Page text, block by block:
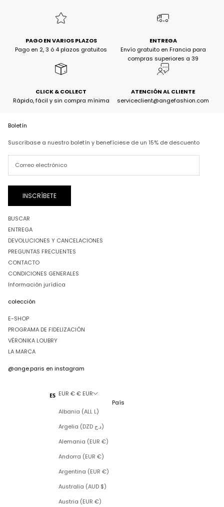
PAGO EN VARIOS PLAZOS
Pago en 2, 3 ó 4 plazos gratuitos
ENTREGA
Envío gratuito en Francia para
compras superiores a 39
CLICK & COLLECT
Rápido, fácil y sin compra mínima
ATENCIÓN AL CLIENTE
serviceclient@angefashion.com
Boletín
Suscríbase a nuestro boletín y benefíciese de un 15% de descuento
INSCRÍBETE
BUSCAR
ENTREGA
DEVOLUCIONES Y CANCELACIONES
PREGUNTAS FRECUENTES
CONTACTO
CONDICIONES GENERALES
Información jurídica
colección
E-SHOP
PROGRAMA DE FIDELIZACIÓN
VÉRONIKA LOUBRY
LA MARCA
@ange.paris en instagram
ES EUR € € EUR
País
Albania (ALL L)
Argelia (DZD د.ج)
Alemania (EUR €)
Andorra (EUR €)
Argentina (EUR €)
Australia (AUD $)
Austria (EUR €)